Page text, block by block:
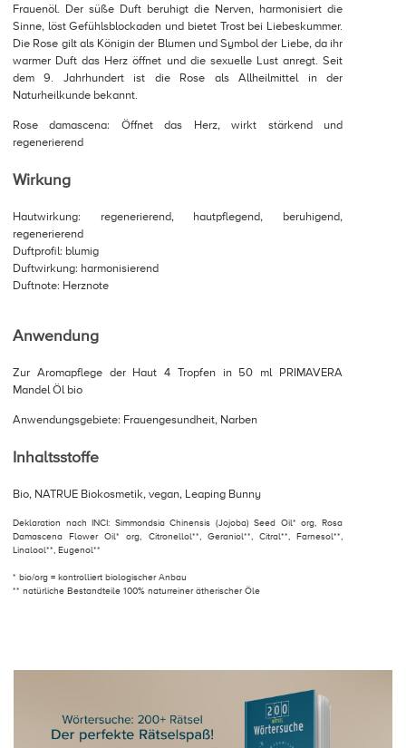
Frauenöl. Der süße Duft beruhigt die Nerven, harmonisiert die
Sinne, löst Gefühlsblockaden und bietet Trost bei Liebeskummer.
Die Rose gilt als Königin der Blumen und Symbol der Liebe, da ihr
warmer Duft das Herz öffnet und die sexuelle Lust anregt. Seit
dem 9. Jahrhundert ist die Rose als Allheilmittel in der
Naturheilkunde bekannt.
Rose damascena: Öffnet das Herz, wirkt stärkend und
regenerierend
Wirkung
Hautwirkung: regenerierend, hautpflegend, beruhigend,
regenerierend
Duftprofil: blumig
Duftwirkung: harmonisierend
Duftnote: Herznote
Anwendung
Zur Aromapflege der Haut 4 Tropfen in 50 ml PRIMAVERA
Mandel Öl bio
Anwendungsgebiete: Frauengesundheit, Narben
Inhaltsstoffe
Bio, NATRUE Biokosmetik, vegan, Leaping Bunny
Deklaration nach INCI: Simmondsia Chinensis (Jojoba) Seed Oil* org, Rosa
Damascena Flower Oil* org, Citronellol**, Geraniol**, Citral**, Farnesol**,
Linalool**, Eugenol**
* bio/org = kontrolliert biologischer Anbau
** natürliche Bestandteile 100% naturreiner ätherischer Öle